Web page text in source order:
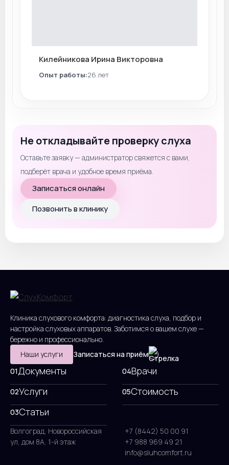
Килейникова Ирина Викторовна
Опыт работы:26 лет
Не откладывайте проверку слуха
Оставьте заявку — администратор свяжется с вами,
подберёт врача и удобное время приёма.
Записаться онлайн
Позвонить в клинику
Клиника слухового комфорта: диагностика слуха, подбор и
настройка слуховых аппаратов. Заботимся о вашем слухе —
бережно и профессионально.
Наши услуги
Записаться на приём
01Документы
02Услуги
03Статьи
04Врачи
05Стоимость
Волгоград, Новороссийская
ул, дом 8А, 1-й этаж
+7 (8442) 50 00 91
+7 988 969 49 21
info@sluhcomfort.ru